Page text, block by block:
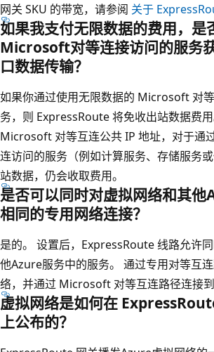
网关 SKU 的带宽，请参阅 关于
如果我支付无限数据的费用，是
Microsoft对等连接访问的服务
口数据传输？
如果你通过使用无限数据的 Microsoft 对
务，则 ExpressRoute 将免收出站数据费
Microsoft 对等互连公共 IP 地址，对于通
连访问的服务（例如计算服务、存储服务
站数据，仍会收取费用。
是否可以同时对虚拟网络和其
相同的专用网络连接？
是的。 设置后，ExpressRoute 线路允许
他Azure服务中的服务。 通过专用对等互
络，并通过 Microsoft 对等互连路径连接到
虚拟网络是如何在
上公布的？